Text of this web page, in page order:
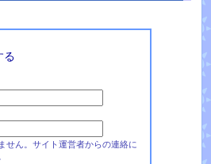
る
せん。サイト運営者からの連絡に